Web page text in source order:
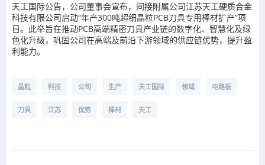
天工国际公告，公司董事会宣布，间接附属公司江苏天工硬质合金
科技有限公司启动“年产300吨超细晶粒PCB刀具专用棒材扩产”项
目。此举旨在推动PCB高端精密刀具产业链的数字化、智慧化及绿
色化升级，巩固公司在高端及前沿下游领域的供应链优势，提升盈
利能力。
晶粒 科技 公司 生产 天工国际 领域 电路板
刀具 江苏 优势 棒材 天工